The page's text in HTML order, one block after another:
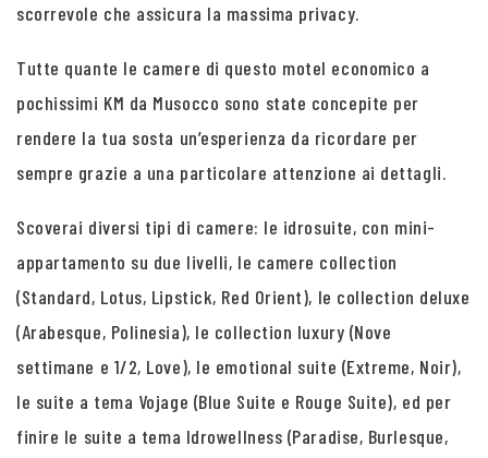
scorrevole che assicura la massima privacy.
Tutte quante le camere di questo motel economico a
pochissimi KM da Musocco sono state concepite per
rendere la tua sosta un’esperienza da ricordare per
sempre grazie a una particolare attenzione ai dettagli.
Scoverai diversi tipi di camere: le idrosuite, con mini-
appartamento su due livelli, le camere collection
(Standard, Lotus, Lipstick, Red Orient), le collection deluxe
(Arabesque, Polinesia), le collection luxury (Nove
settimane e 1/2, Love), le emotional suite (Extreme, Noir),
le suite a tema Vojage (Blue Suite e Rouge Suite), ed per
finire le suite a tema Idrowellness (Paradise, Burlesque,